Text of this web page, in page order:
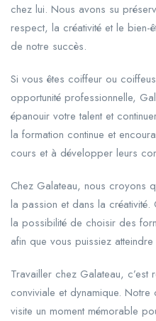
chez lui. Nous avons su
respect, la créativité et le
de notre succès.
Si vous êtes coiffeur ou
opportunité professionnelle,
épanouir votre talent et
la formation continue et
cours et à développer leurs
Chez Galateau, nous croyons
la passion et dans la créativité.
la possibilité de choisir des
afin que vous puissiez
Travailler chez Galateau, c’est
conviviale et dynamique.
visite un moment mémorable